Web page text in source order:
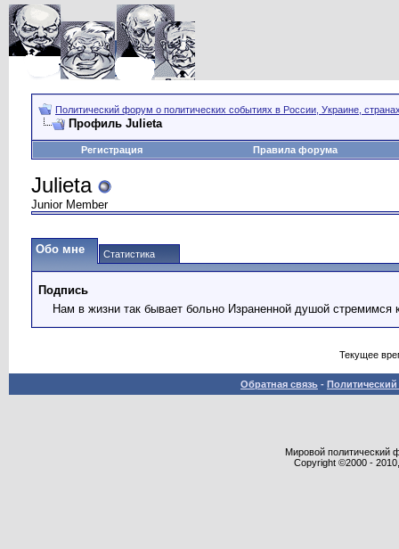
Политический форум о политических событиях в России, Украине,
Профиль Julieta
Регистрация Правила форума
Julieta
Junior Member
Обо мне Статистика
Подпись
Нам в жизни так бывает больно Израненной душой
Текущее
Обратная связь -
Мировой политический
Copyright ©2000 -